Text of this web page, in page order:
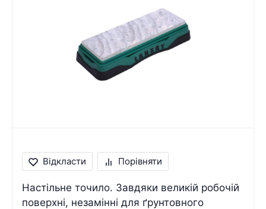
Відкласти Порівняти
Настільне точило. Завдяки великій робочій
поверхні, незамінні для ґрунтовного